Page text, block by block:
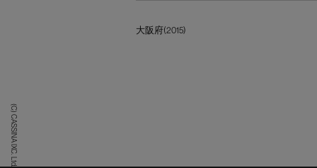
(C) CASSINA IXC. Ltd.
大阪府(2015)